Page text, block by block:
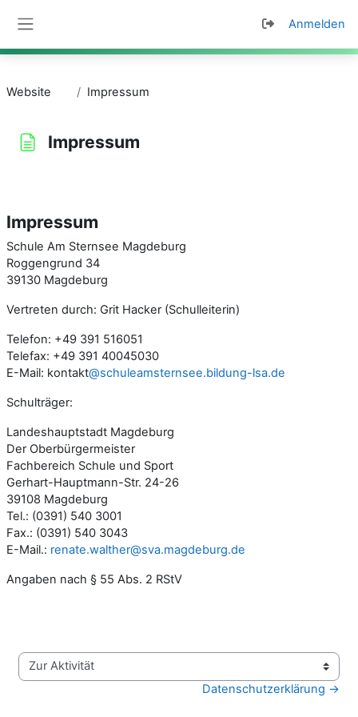
Anmelden
Website Impressum
Impressum
Impressum
Schule Am Sternsee Magdeburg
Roggengrund 34
39130 Magdeburg
Vertreten durch: Grit Hacker (Schulleiterin)
Telefon: +49 391 516051
Telefax: +49 391 40045030
E-Mail: kontakt@schuleamsternsee.bildung-lsa.de
Schulträger:
Landeshauptstadt Magdeburg
Der Oberbürgermeister
Fachbereich Schule und Sport
Gerhart-Hauptmann-Str. 24-26
39108 Magdeburg
Tel.: (0391) 540 3001
Fax.: (0391) 540 3043
E-Mail.: renate.walther@sva.magdeburg.de
Angaben nach § 55 Abs. 2 RStV
Zur Aktivität
Datenschutzerklärung →